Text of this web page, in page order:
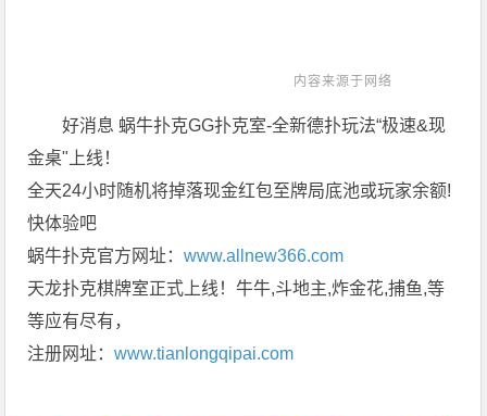
内容来源于网络
好消息 蜗牛扑克GG扑克室-全新德扑玩法“极速&现
金桌"上线！
全天24小时随机将掉落现金红包至牌局底池或玩家余额!
快体验吧
蜗牛扑克官方网址：www.allnew366.com
天龙扑克棋牌室正式上线！牛牛,斗地主,炸金花,捕鱼,等
等应有尽有，
注册网址：www.tianlongqipai.com